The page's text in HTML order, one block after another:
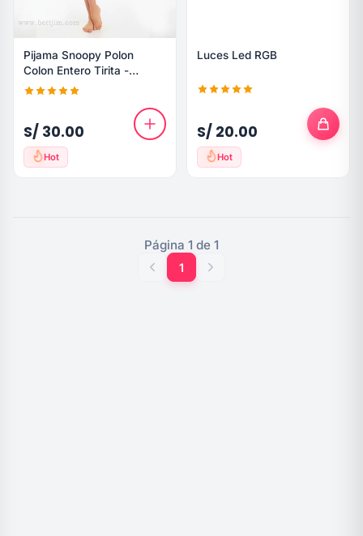
Pijama Snoopy Polon
Colon Entero Tirita -
Algodon
S/ 30.00
Hot
Luces Led RGB
S/ 20.00
Hot
Página 1 de 1
1